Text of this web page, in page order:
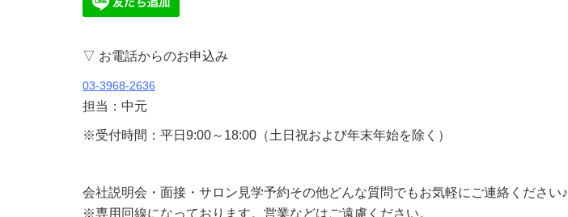
▽ お電話からのお申込み
03-3968-2636
担当：中元
※受付時間：平日9:00～18:00（土日祝および年末年始を除く）
会社説明会・面接・サロン見学予約その他どんな質問でもお気軽にご連絡ください♪
※専用回線になっております。営業などはご遠慮ください。